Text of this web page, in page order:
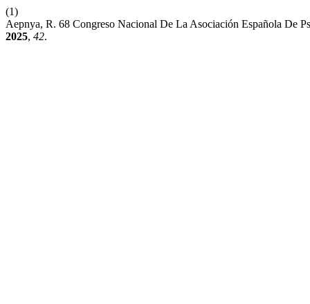
(1)
Aepnya, R. 68 Congreso Nacional De La Asociación Española De
2025, 42.